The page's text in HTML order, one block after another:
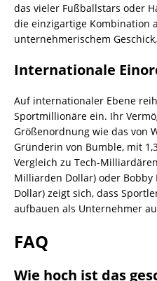
das vieler Fußballstars oder
die einzigartige Kombination
unternehmerischem
Internationale
Auf internationaler Ebene
Sportmillionäre ein. Ihr
Größenordnung wie das von
Gründerin von Bumble, mit
Vergleich zu Tech-
Milliarden Dollar) oder
Dollar) zeigt sich, dass
aufbauen als Unternehmer
FAQ
Wie hoch ist das